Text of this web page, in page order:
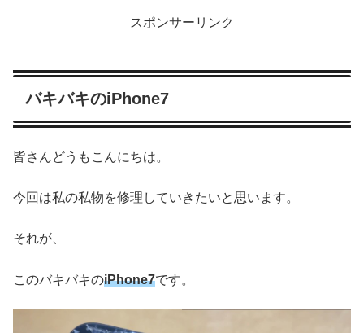
スポンサーリンク
バキバキのiPhone7
皆さんどうもこんにちは。
今回は私の私物を修理していきたいと思います。
それが、
このバキバキのiPhone7です。